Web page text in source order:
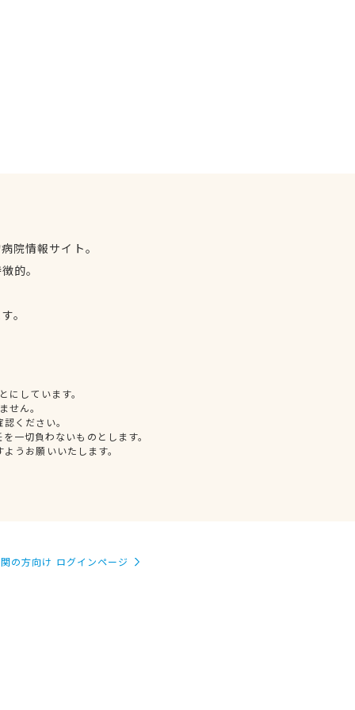
院情報サイト。
的。
。
しています。
せん。
ください。
一切負わないものとします。
うお願いいたします。
の方向け ログインページ